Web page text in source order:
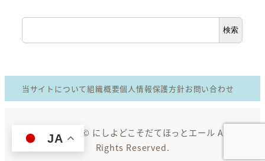
検
索
検索
当サイトについて組織概要個人情報保護方針お問い合わせ
Copyright © にしよどこそだてほっとエール All
Rights Reserved.
JA